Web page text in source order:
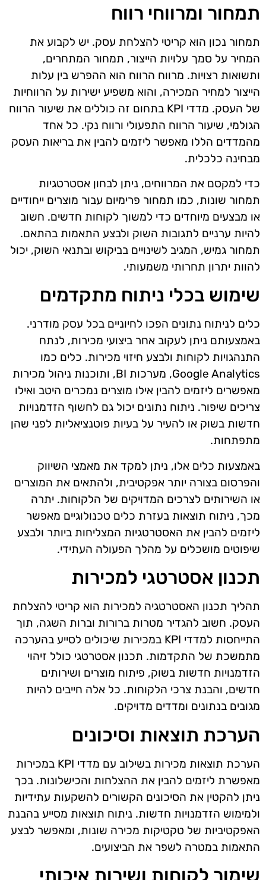
תמחור ומרווחי רווח
תמחור נכון הוא קריטי להצלחת עסק. יש לקבוע את
המחיר על סמך עלויות הייצור, תמחור המתחרים,
ותשואות רצויות. מרווח הרווח הוא ההפרש בין עלות
הייצור למחיר המכירה, והוא משפיע ישירות על הרווחיות
של העסק. מדדי KPI בתחום זה כוללים את שיעור הרווח
הגולמי, שיעור הרווח התפעולי ורווח נקי. כל אחד
מהמדדים הללו מאפשר ליזמים להבין את בריאות העסק
מבחינה כלכלית.
כדי למקסם את המרווחים, ניתן לבחון אסטרטגיות
תמחור שונות, כמו תמחור פרימיום עבור מוצרים ייחודיים
או מבצעים מיוחדים כדי למשוך לקוחות חדשים. חשוב
להיות ערניים לתגובות השוק ולבצע התאמות בהתאם.
תמחור גמיש, המגיב לשינויים בביקוש ובתנאי השוק, יכול
להוות יתרון תחרותי משמעותי.
שימוש בכלי ניתוח מתקדמים
כלים לניתוח נתונים הפכו לחיוניים בכל עסק מודרני.
באמצעותם ניתן לעקוב אחר ביצועי מכירות, לנתח
התנהגויות לקוחות ולבצע חיזוי מכירות. כלים כמו
Google Analytics, מערכות BI, ותוכנות ניהול מכירות
מאפשרים ליזמים להבין אילו מוצרים נמכרים היטב ואילו
צריכים שיפור. ניתוח נתונים יכול גם לחשוף הזדמנויות
חדשות בשוק או להעיר על בעיות פוטנציאליות לפני שהן
מתפתחות.
באמצעות כלים אלו, ניתן למקד את מאמצי השיווק
והפרסום בצורה יותר אפקטיבית, ולהתאים את המוצרים
או השירותים לצרכים המדויקים של הלקוחות. יתרה
מכך, ניתוח תוצאות בעזרת כלים טכנולוגיים מאפשר
ליזמים להבין את האסטרטגיות המצליחות ביותר ולבצע
שיפוטים מושכלים על מהלך הפעולה העתידי.
תכנון אסטרטגי למכירות
תהליך תכנון האסטרטגיה למכירות הוא קריטי להצלחת
העסק. חשוב להגדיר מטרות ברורות וברות השגה, תוך
התייחסות למדדי KPI במכירות שיכולים לסייע בהערכה
מתמשכת של התקדמות. תכנון אסטרטגי כולל זיהוי
הזדמנויות חדשות בשוק, פיתוח מוצרים ושירותים
חדשים, והבנת צרכי הלקוחות. כל אלה חייבים להיות
מגובים בנתונים ומדדים מדויקים.
הערכת תוצאות וסיכונים
הערכת תוצאות מכירות בשילוב עם מדדי KPI במכירות
מאפשרת ליזמים להבין את ההצלחות והכישלונות. בכך
ניתן להקטין את הסיכונים הקשורים להשקעות עתידיות
ולמימוש הזדמנויות חדשות. ניתוח תוצאות מסייע בהבנת
האפקטיביות של טקטיקות מכירה שונות, ומאפשר לבצע
התאמות במטרה לשפר את הביצועים.
שימור לקוחות ושירות איכותי